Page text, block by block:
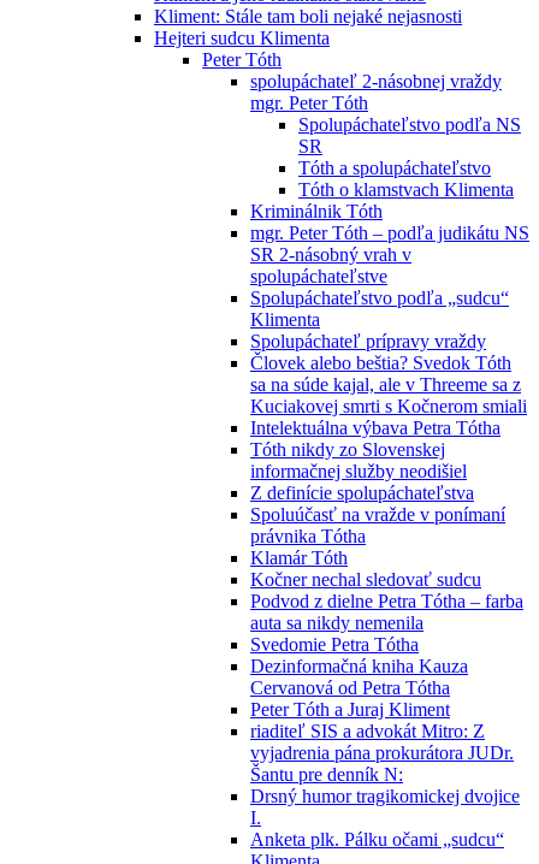
Kliment: Stále tam boli nejaké nejasnosti
Hejteri sudcu Klimenta
Peter Tóth
spolupáchateľ 2-násobnej vraždy
mgr. Peter Tóth
Spolupáchateľstvo podľa NS
SR
Tóth a spolupáchateľstvo
Tóth o klamstvach Klimenta
Kriminálnik Tóth
mgr. Peter Tóth – podľa judikátu NS
SR 2-násobný vrah v
spolupáchateľstve
Spolupáchateľstvo podľa „sudcu“
Klimenta
Spolupáchateľ prípravy vraždy
Človek alebo beštia? Svedok Tóth
sa na súde kajal, ale v Threeme sa z
Kuciakovej smrti s Kočnerom smiali
Intelektuálna výbava Petra Tótha
Tóth nikdy zo Slovenskej
informačnej služby neodišiel
Z definície spolupáchateľstva
Spoluúčasť na vražde v ponímaní
právnika Tótha
Klamár Tóth
Kočner nechal sledovať sudcu
Podvod z dielne Petra Tótha – farba
auta sa nikdy nemenila
Svedomie Petra Tótha
Dezinformačná kniha Kauza
Cervanová od Petra Tótha
Peter Tóth a Juraj Kliment
riaditeľ SIS a advokát Mitro: Z
vyjadrenia pána prokurátora JUDr.
Šantu pre denník N:
Drsný humor tragikomickej dvojice
I.
Anketa plk. Pálku očami „sudcu“